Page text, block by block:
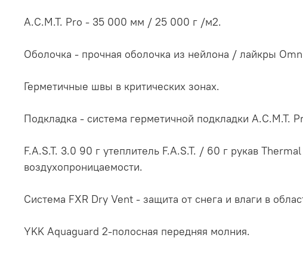
A.C.M.T. Pro - 35 000 мм / 25 000 г /м2.
Оболочка - прочная оболочка из нейлона / лайкры
Герметичные швы в критических зонах.
Подкладка - система герметичной подкладки A.C.M.T.
F.A.S.T. 3.0 90 г утеплитель F.A.S.T. / 60 г рукав
воздухопроницаемости.
Система FXR Dry Vent - защита от снега и влаги в
YKK Aquaguard 2-полосная передняя молния.